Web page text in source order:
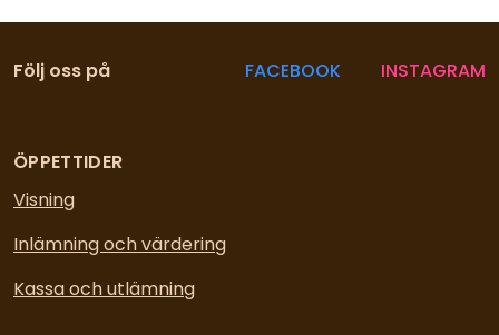
Följ oss på FACEBOOK INSTAGRAM
ÖPPETTIDER
Visning
Inlämning och värdering
Kassa och utlämning